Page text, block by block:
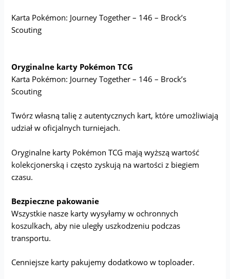
Karta Pokémon: Journey Together – 146 – Brock’s
Scouting
Oryginalne karty Pokémon TCG
Karta Pokémon: Journey Together – 146 – Brock’s
Scouting
Twórz własną talię z autentycznych kart, które umożliwiają
udział w oficjalnych turniejach.
Oryginalne karty Pokémon TCG mają wyższą wartość
kolekcjonerską i często zyskują na wartości z biegiem
czasu.
Bezpieczne pakowanie
Wszystkie nasze karty wysyłamy w ochronnych
koszulkach, aby nie uległy uszkodzeniu podczas
transportu.
Cenniejsze karty pakujemy dodatkowo w toploader.